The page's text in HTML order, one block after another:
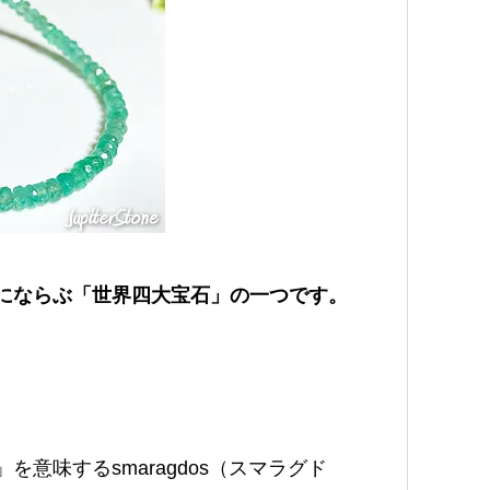
らぶ「世界四大宝石」の一つです。
を意味するsmaragdos（スマラグド